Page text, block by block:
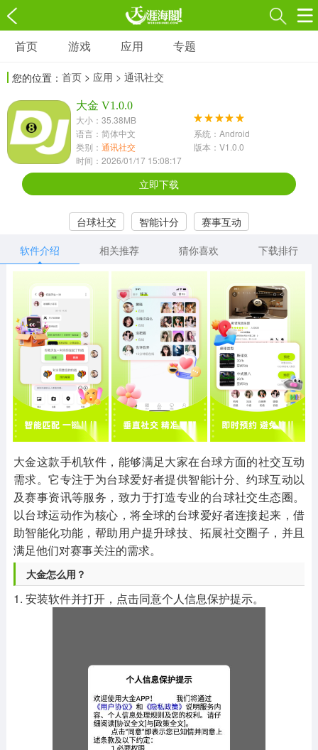
游戏
3697款应用
1597款应用
休闲益智
13387款应用
2196款应用
冒险解谜
1072款应用
418款应用
568款应用
音乐舞蹈
其他
1654款应用
游戏助手
515款应用
MOD游戏
1056款应用
首页 游戏 应用 专题
您的位置： 首页 > 应用 > 通讯社交
大金 V1.0.0
大小：35.38MB
语言：简体中文
系统：Android
类别： 通讯社交
版本：V1.0.0
时间：2026/01/17 15:08:17
立即下载
台球社交 智能计分
赛事互动
软件介绍
相关推荐 猜你喜欢 下载排行
大金这款手机软件，能够满足大家在台球方面的社交互动
需求。它专注于为台球爱好者提供智能计分、约球互动以
及赛事资讯等服务，致力于打造专业的台球社交生态圈。
以台球运动作为核心，将全球的台球爱好者连接起来，借
助智能化功能，帮助用户提升球技、拓展社交圈子，并且
满足他们对赛事关注的需求。
大金怎么用？
1. 安装软件并打开，点击同意个人信息保护提示。